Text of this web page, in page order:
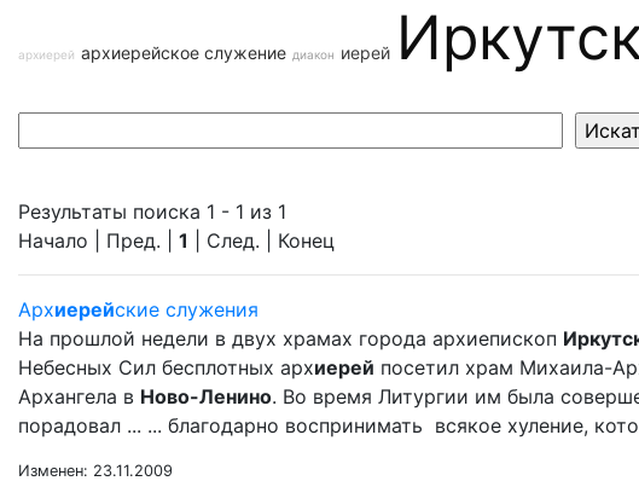
архиерей архиерейское служение диакон иерей
Результаты поиска 1 - 1 из 1
Начало | Пред. | 1 | След. | Конец
Архиерейские служения
На прошлой недели в двух храмах города архиепископ
Небесных Сил бесплотных архиерей посетил храм Михаила-
Архангела в Ново-Ленино. Во время Литургии им была
порадовал ... ... благодарно воспринимать всякое хуление,
Изменен: 23.11.2009